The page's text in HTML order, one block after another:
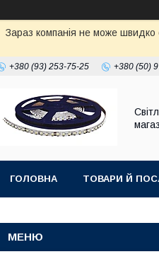
Зараз компанія не може швидко
+380 (93) 253-75-25 +380 (50)
ГОЛОВНА ТОВАРИ Й